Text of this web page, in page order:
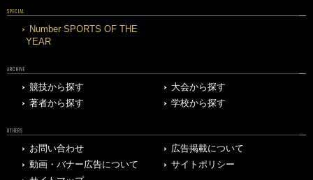
SPECIAL
Number SPORTS OF THE
YEAR
ARCHIVE
競技から探す
大会から探す
著者から探す
学校から探す
OTHERS
お問い合わせ
広告掲載について
動画・バナー広告について
サイトポリシー